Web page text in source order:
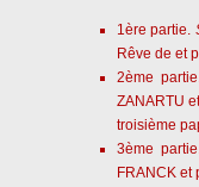
1ère partie.
Rêve de et
2ème
ZANARTU
troisième
3ème
FRANCK et